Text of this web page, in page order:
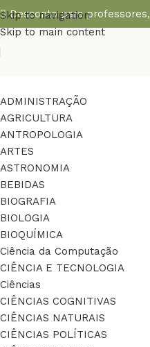
Skip to navigation
Skip to main content
Desconto para professores,
ADMINISTRAÇÃO
AGRICULTURA
ANTROPOLOGIA
ARTES
ASTRONOMIA
BEBIDAS
BIOGRAFIA
BIOLOGIA
BIOQUÍMICA
Ciência da Computação
CIÊNCIA E TECNOLOGIA
Ciências
CIÊNCIAS COGNITIVAS
CIÊNCIAS NATURAIS
CIÊNCIAS POLÍTICAS